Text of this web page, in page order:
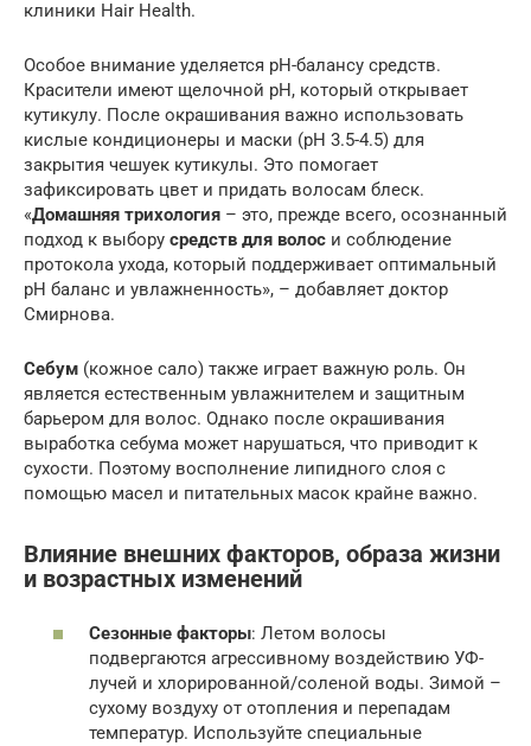
клиники Hair Health.
Особое внимание уделяется pH-балансу средств.
Красители имеют щелочной pH, который открывает
кутикулу. После окрашивания важно использовать
кислые кондиционеры и маски (pH 3.5-4.5) для
закрытия чешуек кутикулы. Это помогает
зафиксировать цвет и придать волосам блеск.
«Домашняя трихология – это, прежде всего, осознанный
подход к выбору средств для волос и соблюдение
протокола ухода, который поддерживает оптимальный
pH баланс и увлажненность», – добавляет доктор
Смирнова.
Себум (кожное сало) также играет важную роль. Он
является естественным увлажнителем и защитным
барьером для волос. Однако после окрашивания
выработка себума может нарушаться, что приводит к
сухости. Поэтому восполнение липидного слоя с
помощью масел и питательных масок крайне важно.
Влияние внешних факторов, образа жизни
и возрастных изменений
Сезонные факторы: Летом волосы
подвергаются агрессивному воздействию УФ-
лучей и хлорированной/соленой воды. Зимой –
сухому воздуху от отопления и перепадам
температур. Используйте специальные